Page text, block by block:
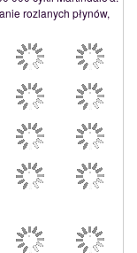
rozlanych płynów,